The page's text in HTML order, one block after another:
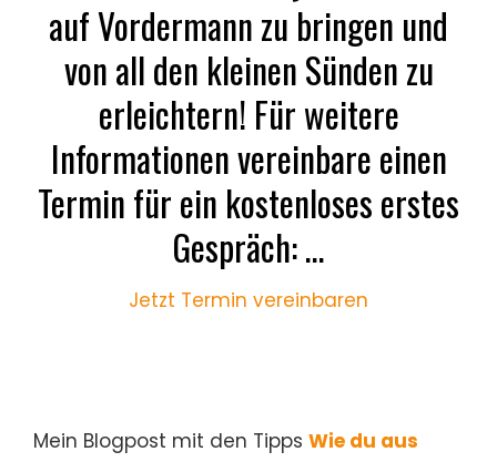
auf Vordermann zu bringen und
von all den kleinen Sünden zu
erleichtern! Für weitere
Informationen vereinbare einen
Termin für ein kostenloses erstes
Gespräch: …
Jetzt Termin vereinbaren
Mein Blogpost mit den Tipps Wie du aus